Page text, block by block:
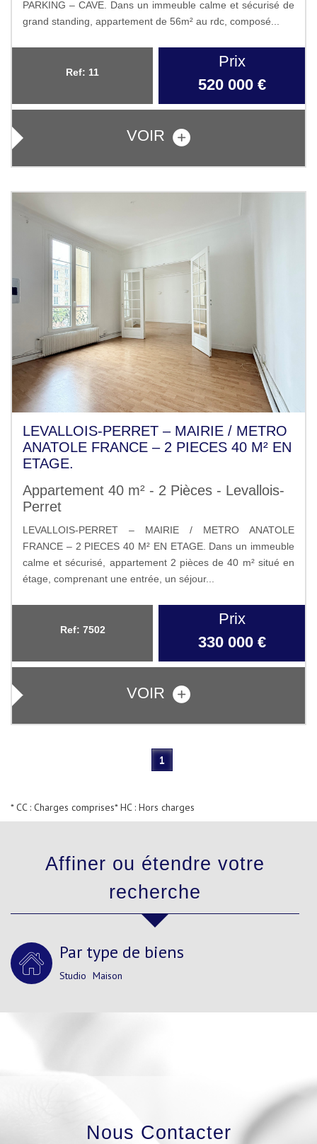
PARKING – CAVE. Dans un immeuble calme et sécurisé de
grand standing, appartement de 56m² au rdc, composé...
Ref: 11
Prix
520 000 €
VOIR
LEVALLOIS-PERRET – MAIRIE / METRO
ANATOLE FRANCE – 2 PIECES 40 M² EN
ETAGE.
Appartement 40 m² - 2 Pièces - Levallois-
Perret
LEVALLOIS-PERRET – MAIRIE / METRO ANATOLE
FRANCE – 2 PIECES 40 M² EN ETAGE. Dans un immeuble
calme et sécurisé, appartement 2 pièces de 40 m² situé en
étage, comprenant une entrée, un séjour...
Ref: 7502
Prix
330 000 €
VOIR
1
* CC : Charges comprises* HC : Hors charges
Affiner ou étendre votre
recherche
Par type de biens
Studio Maison
Nous Contacter